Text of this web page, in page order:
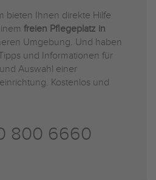
bieten Ihnen direkte Hilfe
freien Pflegeplatz in
Umgebung. Und haben
und Informationen für
Auswahl einer
Kostenlos und
800 6660